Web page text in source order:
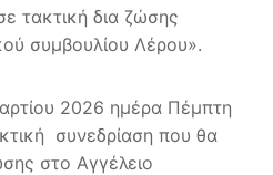
τακτική δια ζώσης
συμβουλίου Λέρου».
2026 ημέρα Πέμπτη
συνεδρίαση που θα
στο Αγγέλειο